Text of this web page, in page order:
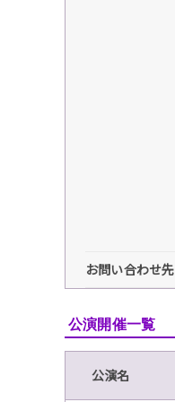
お問い合わせ先
公演開催一覧
公演名